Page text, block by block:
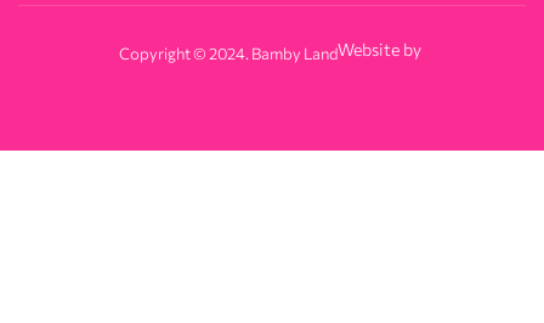
Copyright © 2024. Bamby LandWebsite by